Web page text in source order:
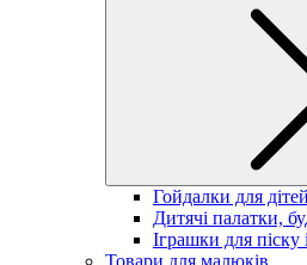
Гойдалки для дітей
Дитячі палатки,
Іграшки для піску
Товари для малюків